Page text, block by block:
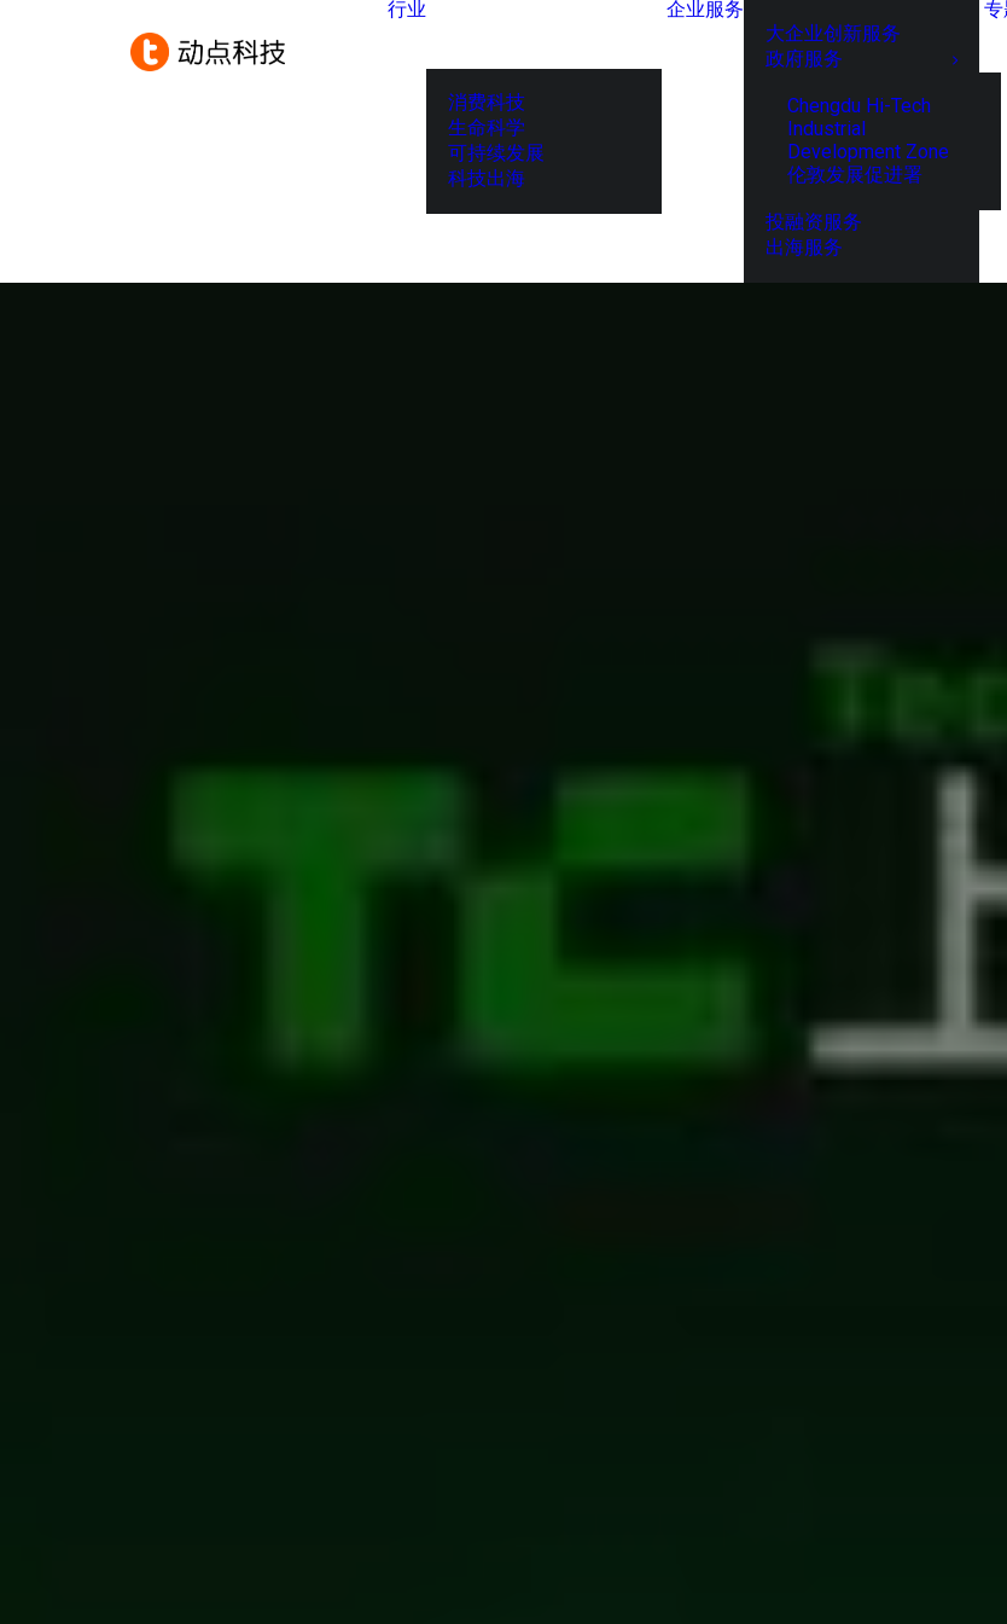
行业
消费科技
生命科学
可持续发展
科技出海
企业服务
大企业创新服务
政府服务
Chengdu Hi-Tech
Industrial
Development Zone
伦敦发展促进署
投融资服务
出海服务
专